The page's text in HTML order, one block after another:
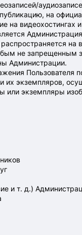
на
на видеохостингах
на
не запрещенным
Администрации.
Пользователя
их экземпляров,
или экземпляры
и т. д.)